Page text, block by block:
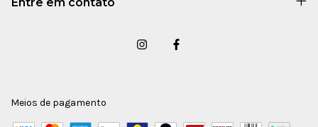
Entre em contato
Meios de pagamento